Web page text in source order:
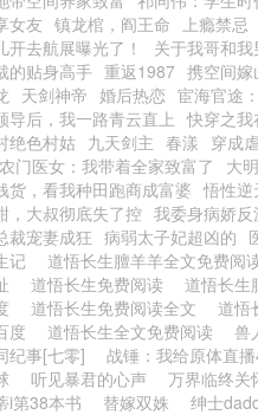
女友 镇龙棺，阎王命 上瘾禁忌
开去航展曝光了！
关于我哥和
的贴身高手 重返1987 携空间
天剑神帝 婚后热恋 宦海官途
导后，我一路青云直上 快穿之
绝色村姑 九天剑主 春漾 穿成
农门医女：我带着全家致富了
大
货，看我种田跑商成富婆 悟性逆
，大叔彻底失了控 我委身病娇
裁宠妻成狂 病弱太子妃超凶的
记
道悟长生膻羊羊全文免费阅
道悟长生免费阅读 道悟长生
道悟长生免费阅读全文 道悟
度
道悟长生全文免费阅读 兽
纪事[七零]
战锤：我给原体直
听见暴君的心声 万界临终关
i第38本书
替嫁双姝 绅士